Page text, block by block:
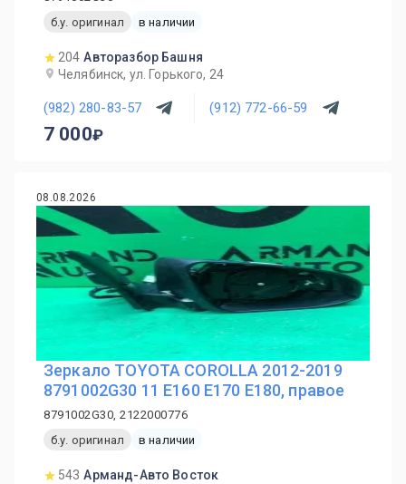
б.у. оригинал
в наличии
204 Авторазбор Башня
Челябинск, ул. Горького, 24
(982) 280-83-57 (912) 772-66-59
7 000
08.08.2026
Зеркало TOYOTA COROLLA 2012-2019
8791002G30 11 E160 E170 E180, правое
8791002G30, 2122000776
б.у. оригинал
в наличии
543 Арманд-Авто Восток